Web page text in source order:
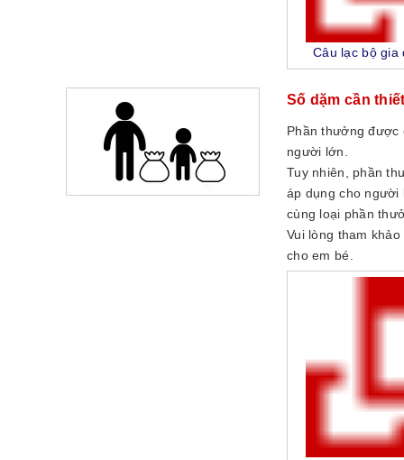
Câu lạc bộ gia
Số dặm cần
Phần thưởng được
người lớn.
Tuy nhiên, phần
áp dụng cho người
cùng loại phần
Vui lòng tham
cho em bé.